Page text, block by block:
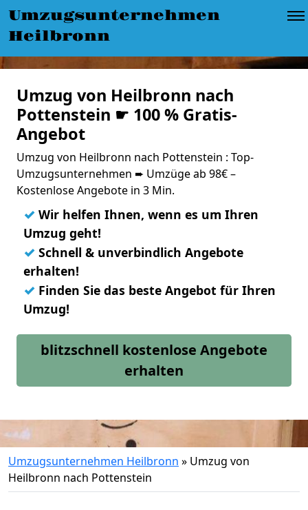
Umzugsunternehmen
Heilbronn
Umzug von Heilbronn nach
Pottenstein ☛ 100 % Gratis-
Angebot
Umzug von Heilbronn nach Pottenstein : Top-
Umzugsunternehmen ➨ Umzüge ab 98€ –
Kostenlose Angebote in 3 Min.
✓ Wir helfen Ihnen, wenn es um Ihren
Umzug geht!
✓ Schnell & unverbindlich Angebote
erhalten!
✓ Finden Sie das beste Angebot für Ihren
Umzug!
blitzschnell kostenlose Angebote
erhalten
Umzugsunternehmen Heilbronn » Umzug von
Heilbronn nach Pottenstein